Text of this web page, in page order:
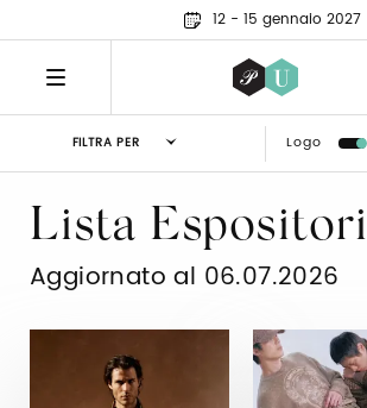
12 - 15 gennaio 2027
FILTRA PER Logo
Lista Espositori
Aggiornato al 06.07.2026